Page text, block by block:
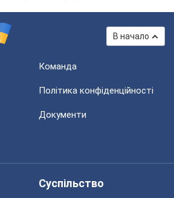
В начало
Команда
Політика конфіденційності
Документи
Суспільство